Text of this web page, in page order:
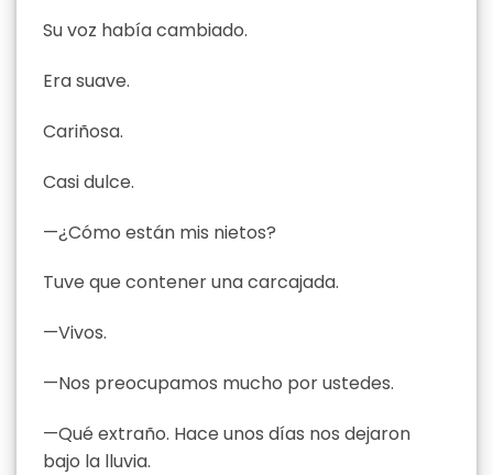
Su voz había cambiado.
Era suave.
Cariñosa.
Casi dulce.
—¿Cómo están mis nietos?
Tuve que contener una carcajada.
—Vivos.
—Nos preocupamos mucho por ustedes.
—Qué extraño. Hace unos días nos dejaron
bajo la lluvia.